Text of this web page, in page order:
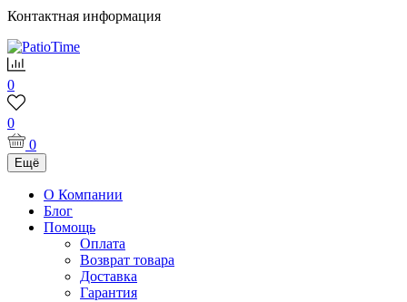
Контактная информация
0
0
0
Ещё
О Компании
Блог
Помощь
Оплата
Возврат товара
Доставка
Гарантия